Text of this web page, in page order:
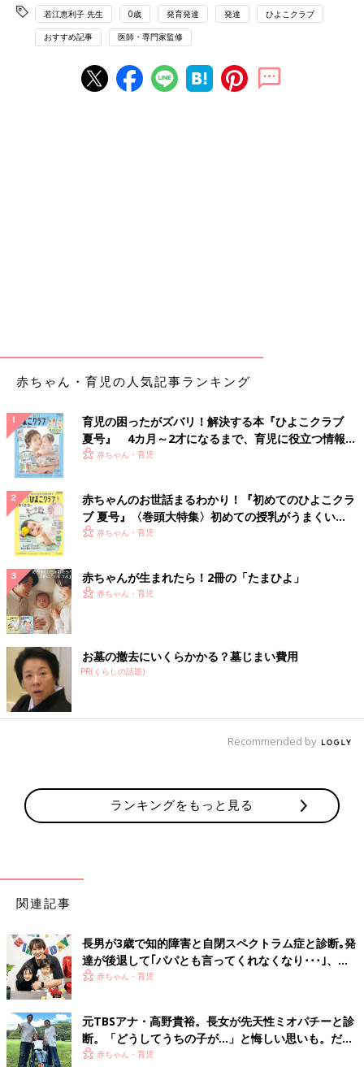
るように。体重の増えは急激。3ヶ月で出生時の2倍くらいに増え
ます。
Ｑ１ まだ自分の意思で物をつかみません。大丈夫？（３
ヶ月・男の子）
子もいます。この時期のよだれは必ずしも歯が生える兆候とは限
りませんが、歯が生えることにより、唾液の量が増えることは確
かにあります。この先、急によだれが増えた場合、歯が生える兆
候の場合もあり得るでしょう。
4～5ヶ月の成長＆運動発達は？
赤ちゃんは首が完全にすわり、頭を起こしてまわりをキョロキョ
ロ見まわすように。また、だんだんと目と手、口を連動させた動
きができるようになり、うつぶせの姿勢でもおもちゃで遊ぶ子も
増えてきます。個人差はありますが、寝返りを始める子も。
Ｑ３ 首がすわったら、おんぶしてＯＫ？（４ヶ月・女の
子）
Ａ ＯＫです。時々、様子を確認しましょう
首がしっかりすわっていれば、おんぶをしてかまいません。おん
ぶするときは、事前に赤ちゃんが手を伸ばす範囲に危ないものが
ないか確認しておきましょう。
また、おんぶは抱っこと違い、常に赤ちゃんの様子を確認できま
いいでしょう。おんぶの目安は、30分くらいを上限にしてくださ
Ｑ４ 寝返りをパタリとしなくなったけど、大丈夫？（４
ヶ月・女の子）
寝返りをこれまでにしていたのなら、急にできなくなるというの
は考えられません。赤ちゃん自身に怖い、楽しくないといった何
らかの理由があり、したくないからしないだけでしょう。もっと
そもそも、寝返りは、赤ちゃんが必ずしなくてはいけない運動発
達ではありません。中にはまったくしないまま、大きくなる子も
います。
5～6ヶ月の成長＆運動発達は？
若江恵利子 先生 0歳 発育発達 発達 ひよこクラブ
おすすめ記事 医師・専門家監修
赤ちゃん・育児の人気記事ランキング
育児の困ったがズバリ！解決する本『ひよこクラブ
夏号』 4カ月～2才になるまで、育児に役立つ情報が
いっぱい！
赤ちゃん・育児
赤ちゃんのお世話まるわかり！『初めてのひよこクラ
ブ 夏号』〈巻頭大特集〉初めての授乳がうまくい
く！ おっぱい・ミルクの基本と夏のトラブル 解決テ
赤ちゃん・育児
赤ちゃんが生まれたら！2冊の「たまひよ」
赤ちゃん・育児
お墓の撤去にいくらかかる？墓じまい費用
PR(くらしの話題)
Recommended by
ランキングをもっと見る
関連記事
長男が3歳で知的障害と自閉スペクトラム症と診断｡発
達が後退して｢パパとも言ってくれなくなり･･･｣、元
プロバスケ選手･岡田優介
赤ちゃん・育児
元TBSアナ・高野貴裕。長女が先天性ミオパチーと診
断。「どうしてうちの子が…」と悔しい思いも。だか
らこそ、娘との時間を全力で楽しみたい
赤ちゃん・育児